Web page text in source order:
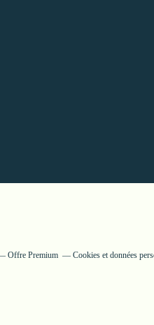
Offre Premium Cookies et données